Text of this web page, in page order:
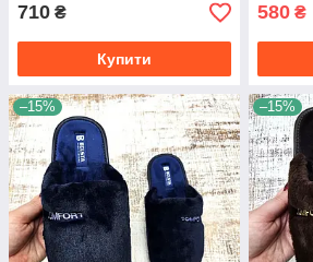
710 ₴
Купити
580 ₴
–15% –15%